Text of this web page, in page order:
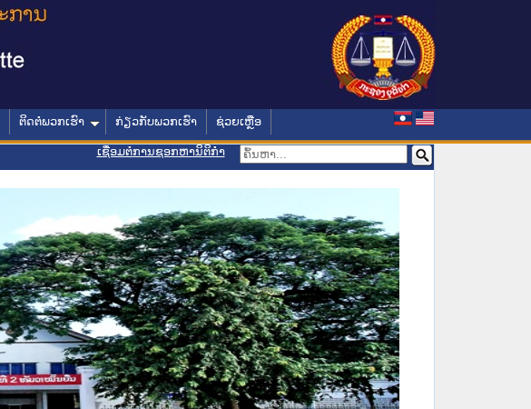
ຕິດຕໍ່ພວກເຮົາ ກ່ຽວກັບພວກເຮົາ ຊ່ວຍເຫຼືອ
ເຊື່ອມຕໍ່ການຊອກຫານິຕິກຳ